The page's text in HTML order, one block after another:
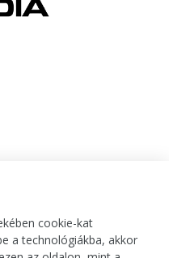
cookie-kat
a technológiákba, akkor